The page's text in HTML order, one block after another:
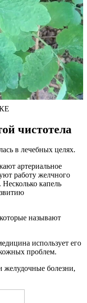
чистотела
в лечебных целях.
артериальное
работу желчного
капель
называют
использует его
проблем.
желудочные болезни,